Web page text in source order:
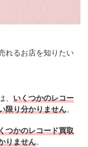
れるお店を知りたい
いくつかのレコー
限り分かりません。
つかのレコード買取
りません。